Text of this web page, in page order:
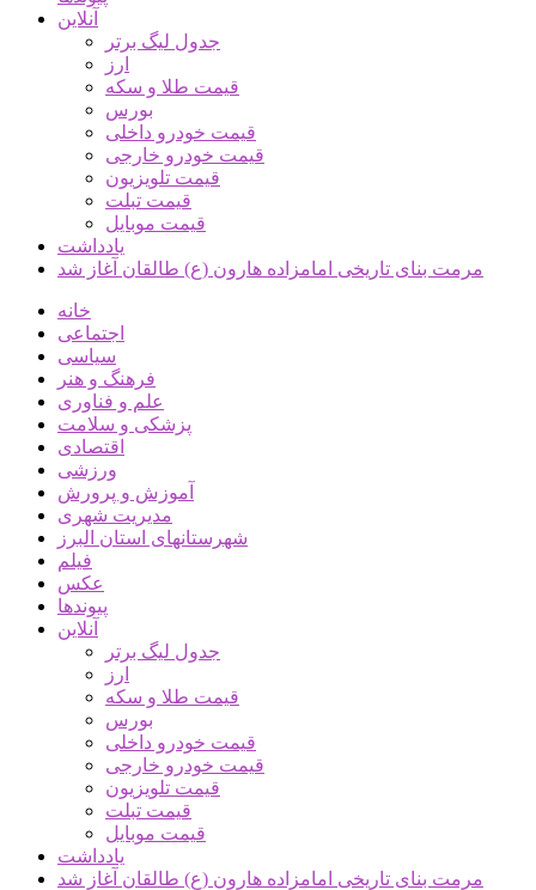
آنلاین
جدول لیگ برتر
ارز
قیمت طلا و سکه
بورس
قیمت خودرو داخلی
قیمت خودرو خارجی
قیمت تلویزیون
قیمت تبلت
قیمت موبایل
یادداشت
مرمت بنای تاریخی امامزاده هارون (ع) طالقان آغاز شد
خانه
اجتماعی
سیاسی
فرهنگ و هنر
علم و فناوری
پزشکی و سلامت
اقتصادی
ورزشی
آموزش و پرورش
مدیریت شهری
شهرستانهای استان البرز
فیلم
عکس
پیوندها
آنلاین
جدول لیگ برتر
ارز
قیمت طلا و سکه
بورس
قیمت خودرو داخلی
قیمت خودرو خارجی
قیمت تلویزیون
قیمت تبلت
قیمت موبایل
یادداشت
مرمت بنای تاریخی امامزاده هارون (ع) طالقان آغاز شد